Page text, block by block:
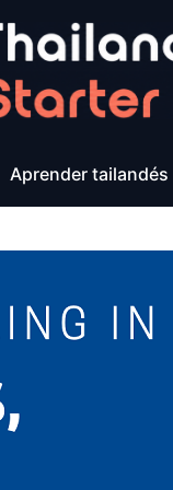
Aprender tailandés